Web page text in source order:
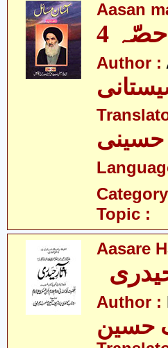
Aasan
4
Author :
حسینی
Topic :
Aasare
Author :
حسین